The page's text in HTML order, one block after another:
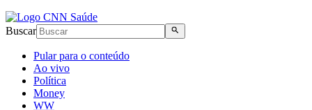
Buscar
Pular para o conteúdo
Ao vivo
Política
Money
WW